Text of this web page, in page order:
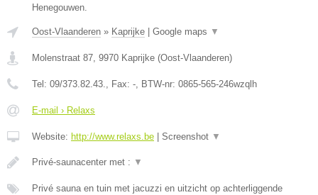
Henegouwen.
Oost-Vlaanderen » Kaprijke | Google maps ▼
Molenstraat 87 9970 Kaprijke (Oost-Vlaanderen)
Tel: 09/373.82.43. , Fax: - , BTW-nr: 0865-565-246wzqlh
E-mail › Relaxs
Website: http://www.relaxs.be | Screenshot ▼
Privé-saunacenter met : ▼
Privé sauna en tuin met jacuzzi en uitzicht op achterliggende